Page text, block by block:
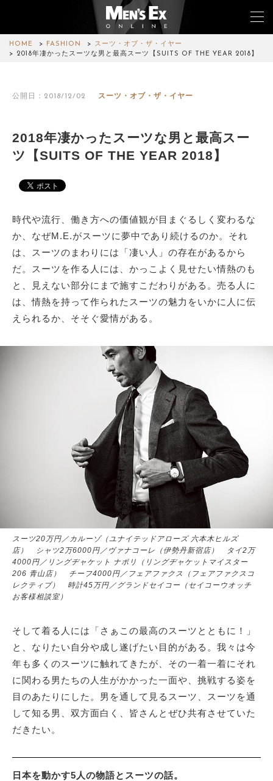
HOME FASHION
スーツ・オブ・ザ・イヤー
2018年凄かったスーツな男と最高スーツ【SUITS OF THE YEAR 2018】
公開日：2018/12/02 スーツ・オブ・ザ・イヤー
2018年凄かったスーツな男と最高スー
ツ【SUITS OF THE YEAR 2018】
時代や流行、働き方への価値観が目まぐるしく変わるな
か、なぜM.E.がスーツに夢中であり続けるのか。それ
は、スーツのまわりには「凄い人」の存在があるから
だ。スーツを作る人には、かっこよく見せたい情熱のも
と、見えない部分にまで施すこだわりがある。売る人に
は、情熱を持って作られたスーツの魅力をいかに人に伝
えられるか、そそぐ愛情がある。
スーツ20万円／カルーゾ（ユナイテッドアローズ 六本木ヒルズ
店） シャツ2万6000円／ヴァナコーレ（伊勢丹新宿店） タイ2万
4000円／リングヂャケット ナポリ（リングヂャケットマイスター
206 青山店） チーフ4000円／フェアファクス（フェアファクスコ
レクティブ） 時計45万円／グランドセイコー（セイコーウオッチ
お客様相談室）
そして着る人には「さぁこの最高のスーツとともに！」
と、なりたい自分や成し遂げたい目的がある。我々は今
年も多くのスーツに触れてきたが、その一着一着にそれ
に関わる男たちの人生がかかった一面や、挑戦する姿を
目のあたりにした。男を通して見るスーツ、スーツを通
して知る男、双方面白く、皆さんとぜひ共有させていた
だきたい。
日本を動かす5人の物語とスーツの話。
WATCH
CAR&BIKE
LIFESTYLE
COLUMN
MAGAZINE
ABOUT SITE
サイトマップ